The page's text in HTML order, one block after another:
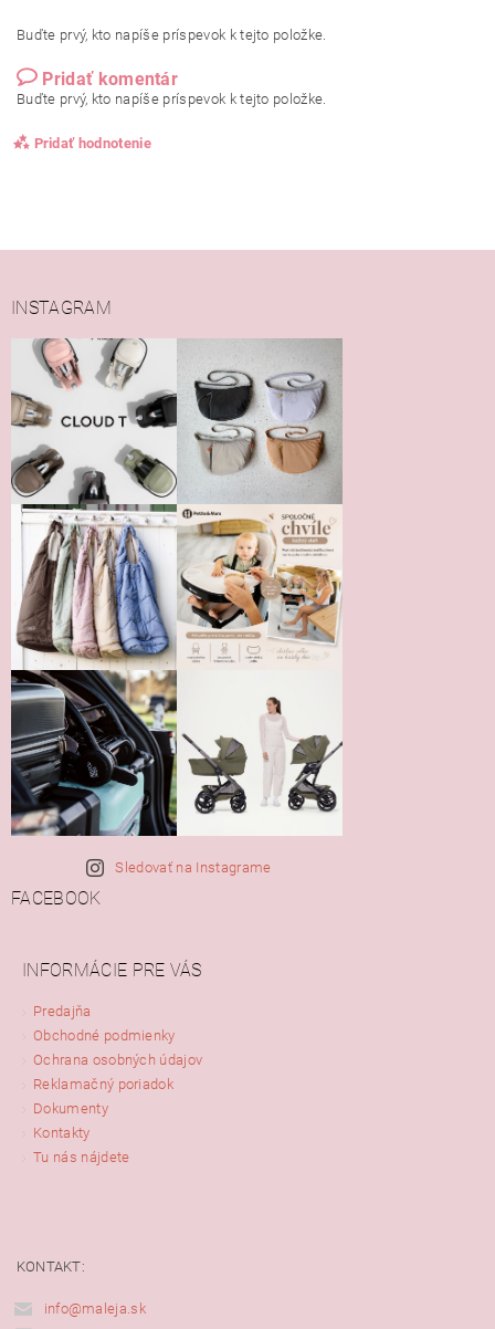
Buďte prvý, kto napíše príspevok k tejto položke.
Pridať komentár
Buďte prvý, kto napíše príspevok k tejto položke.
Pridať hodnotenie
Vložením hodnotenie súhlasíte s
podmienkami ochrany
osobných údajov
INSTAGRAM
Sledovať na Instagrame
FACEBOOK
INFORMÁCIE PRE VÁS
Predajňa
Obchodné podmienky
Ochrana osobných údajov
Reklamačný poriadok
Dokumenty
Kontakty
Tu nás nájdete
KONTAKT:
info@maleja.sk